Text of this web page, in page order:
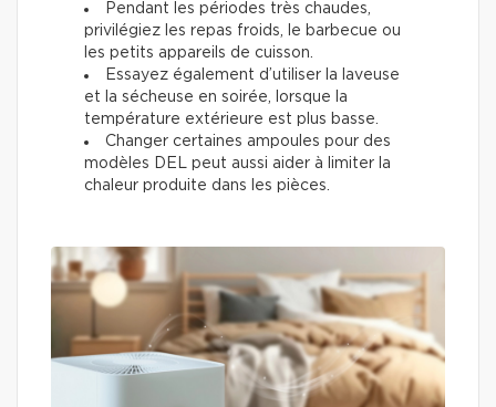
Pendant les périodes très chaudes,
privilégiez les repas froids, le barbecue ou
les petits appareils de cuisson.
Essayez également d’utiliser la laveuse
et la sécheuse en soirée, lorsque la
température extérieure est plus basse.
Changer certaines ampoules pour des
modèles DEL peut aussi aider à limiter la
chaleur produite dans les pièces.